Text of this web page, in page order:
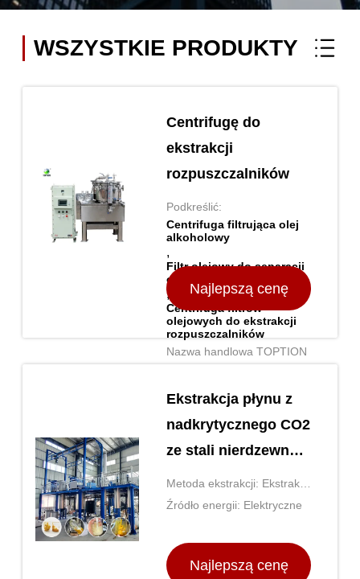
WSZYSTKIE PRODUKTY
Centrifugę do
ekstrakcji
rozpuszczalników
Podkreślić:
Centrifuga filtrująca olej
alkoholowy
Filtr olejowy do separacji
odśrodkowej
,
Centrifuga filtrów
olejowych do ekstrakcji
rozpuszczalników
Nazwa handlowa TOPTION
Najlepszą cenę
Ekstrakcja płynu z
nadkrytycznego CO2
ze stali nierdzewnej
CE ze źródłem
energii elektrycznej
Metoda ekstrakcji: Ekstrakcji
rozpuszczalnikiemŹródło energii: Elektryczne
Najlepszą cenę